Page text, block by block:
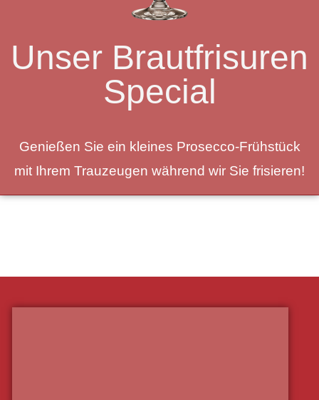
Unser Brautfrisuren
Special
Genießen Sie ein kleines Prosecco-Frühstück
mit Ihrem Trauzeugen während wir Sie frisieren!